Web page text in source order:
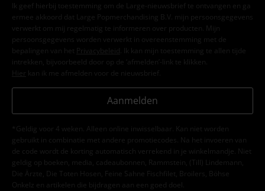
Ik geef hierbij toestemming om de Large-nieuwsbrief te ontvangen en ga
ermee akkoord dat Large Popmerchandising B.V. mijn persoonsgegevens
verwerkt om mij regelmatig te informeren over producten. Mijn
persoonsgegevens worden verwerkt in overeenstemming met de
bepalingen van het
Privacybeleid . Ik kan mijn toestemming te allen tijde
intrekken, bijvoorbeeld door op de ‘afmelden’-link te klikken.
Hier kan ik me afmelden voor de nieuwsbrief.
Aanmelden
*Geldig voor 4 weken. Alleen online inwisselbaar. Kan niet worden
gebruikt in combinatie met andere promotiecodes. Na het invoeren van
de code wordt de korting automatisch verrekend in je winkelmandje. Niet
geldig op boeken, media, cadeaubonnen, Rammstein, (Till) Lindemann,
Die Ärzte, Die Toten Hosen, Feine Sahne Fischfilet, Broilers, Böhse
Onkelz en artikelen die bijdragen aan een goed doel.